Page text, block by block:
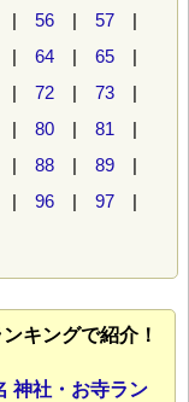
| 56 | 57 |
| 64 | 65 |
| 72 | 73 |
| 80 | 81 |
| 88 | 89 |
| 96 | 97 |
キングで紹介！
神社・お寺ラン